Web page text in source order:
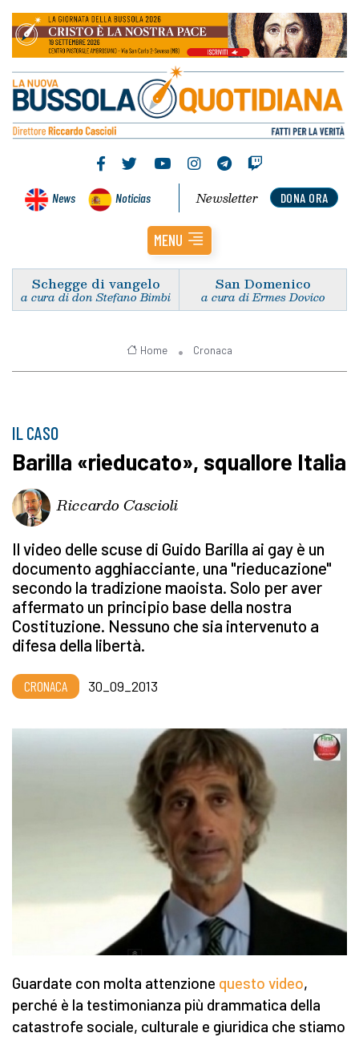
News Noticias DONA ORA
Newsletter
MENU
Schegge di vangelo
a cura di don Stefano Bimbi
San Domenico
a cura di Ermes Dovico
Home Cronaca
IL CASO
Barilla «rieducato», squallore Italia
Riccardo Cascioli
Il video delle scuse di Guido Barilla ai gay è un
documento agghiacciante, una "rieducazione"
secondo la tradizione maoista. Solo per aver
affermato un principio base della nostra
Costituzione. Nessuno che sia intervenuto a
difesa della libertà.
CRONACA 30_09_2013
Guardate con molta attenzione questo video,
perché è la testimonianza più drammatica della
catastrofe sociale, culturale e giuridica che stiamo